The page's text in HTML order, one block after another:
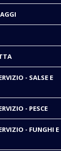
- SALSE E
- PESCE
- FUNGHI E